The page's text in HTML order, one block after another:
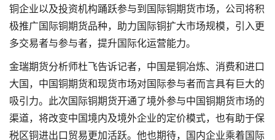
铜企业以及投资机构踊跃参与到国际铜期货市场，公司将积
极推广国际铜期货品种，助力国际铜扩大市场规模，引入更
多交易者与参与者，提升国际化运营能力。
金瑞期货分析师杜飞告诉记者，中国是铜冶炼、消费和进口
大国，中国铜期货和现货市场对国际参与者而言具有巨大的
吸引力。此次国际铜期货开通了境外参与中国铜期货市场的
渠道，将改变中国境内及境外企业的定价模式，也有助于保
税区铜进出口贸易更加活跃。他也期待，国内企业乘着国际